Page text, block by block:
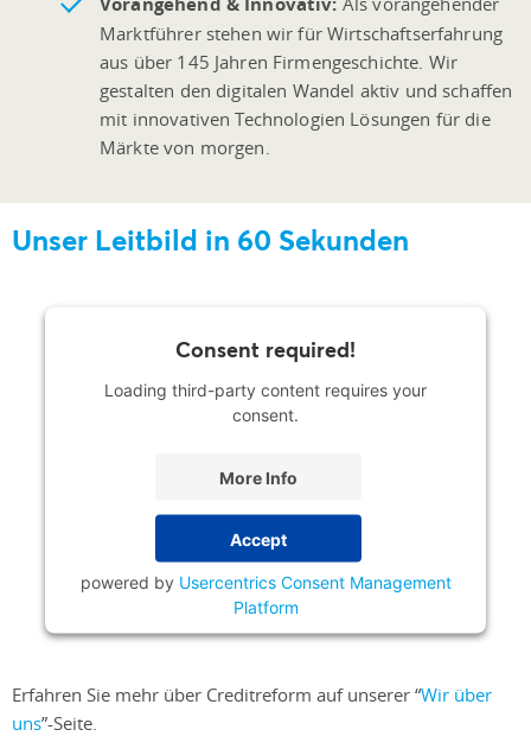
Marktführer stehen wir für Wirtschaftserfahrung
aus über 145 Jahren Firmengeschichte. Wir
gestalten den digitalen Wandel aktiv und schaffen
mit innovativen Technologien Lösungen für die
Märkte von morgen.
Unser Leitbild in 60 Sekunden
Consent required!
Loading third-party content requires your
consent.
More Info
Accept
powered by Usercentrics Consent Management
Platform
Erfahren Sie mehr über Creditreform auf unserer “Wir über
uns”-Seite.